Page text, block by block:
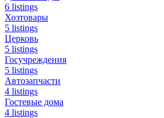
6 listings
Хозтовары
5 listings
Церковь
5 listings
Госучреждения
5 listings
Автозапчасти
4 listings
Гостевые дома
4 listings